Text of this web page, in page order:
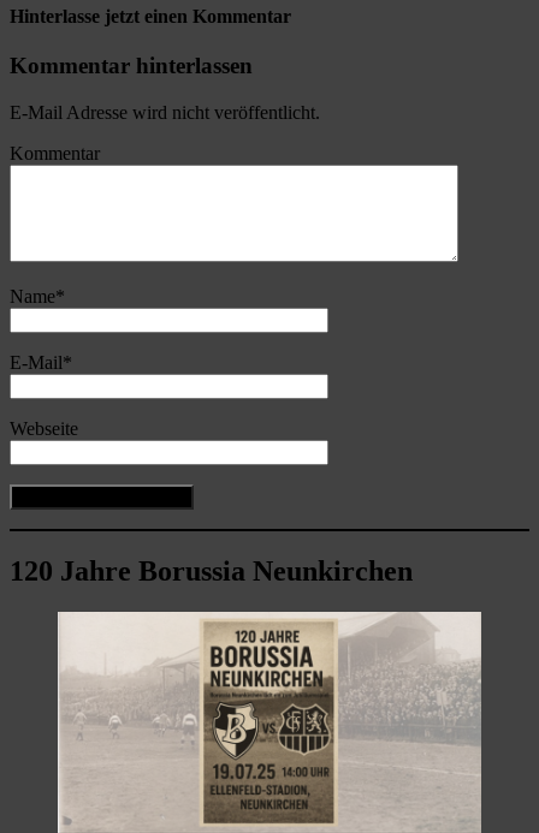
Hinterlasse jetzt einen Kommentar
Kommentar hinterlassen
E-Mail Adresse wird nicht veröffentlicht.
Kommentar
Name*
E-Mail*
Webseite
120 Jahre Borussia Neunkirchen